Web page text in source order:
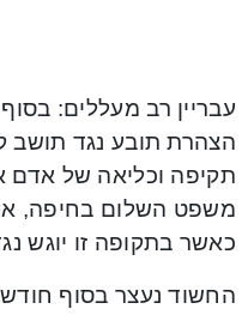
עבריין רב מעללים:
תקיפה וכליאה של אדם
כאשר בתקופה זו יוגש
החשוד נעצר בסוף